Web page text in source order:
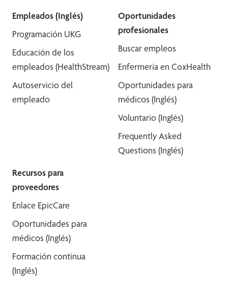
Empleados (Inglés)
Programación UKG
Educación de los
empleados (HealthStream)
Autoservicio del
empleado
Oportunidades
profesionales
Buscar empleos
Enfermería en CoxHealth
Oportunidades para
médicos (Inglés)
Voluntario (Inglés)
Frequently Asked
Questions (Inglés)
Recursos para
proveedores
Enlace EpicCare
Oportunidades para
médicos (Inglés)
Formación continua
(Inglés)